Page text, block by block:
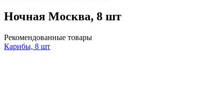
Ночная Москва, 8 шт
Рекомендованные товары
Карибы, 8 шт